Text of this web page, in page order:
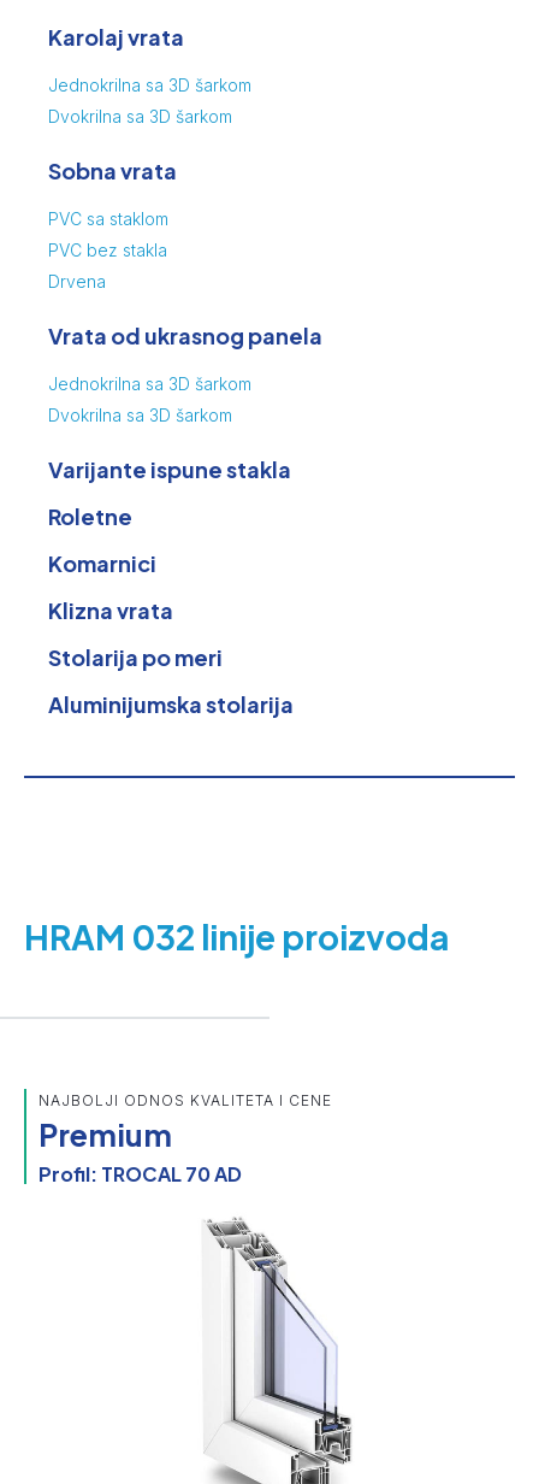
Karolaj vrata
Jednokrilna sa 3D šarkom
Dvokrilna sa 3D šarkom
Sobna vrata
PVC sa staklom
PVC bez stakla
Drvena
Vrata od ukrasnog panela
Jednokrilna sa 3D šarkom
Dvokrilna sa 3D šarkom
Varijante ispune stakla
Roletne
Komarnici
Klizna vrata
Stolarija po meri
Aluminijumska stolarija
HRAM 032 linije proizvoda
NAJBOLJI ODNOS KVALITETA I CENE
Premium
Profil: TROCAL 70 AD